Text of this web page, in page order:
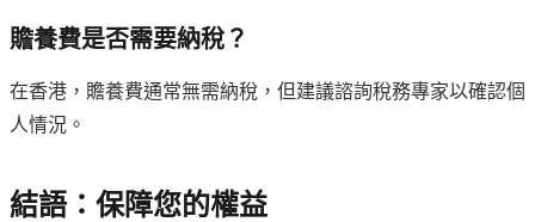
贍養費是否需要納稅？
在香港，贍養費通常無需納稅，但建議諮詢稅務專家以確認個
人情況。
結語：保障您的權益